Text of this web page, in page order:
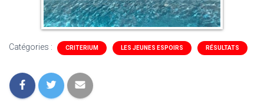
Catégories : CRITERIUM LES JEUNES ESPOIRS RÉSULTATS